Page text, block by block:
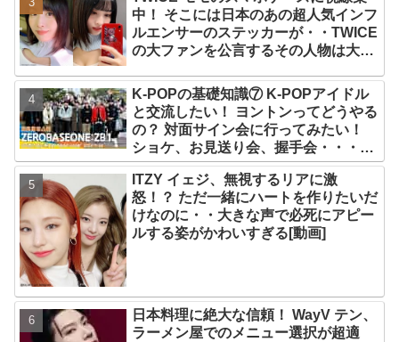
中！ そこには日本のあの超人気インフ
ルエンサーのステッカーが・・TWICE
の大ファンを公言するその人物は大よ
と話題沸騰
K-POPの基礎知識⑦ K-POPアイドル
と交流したい！ ヨントンってどうやる
の？ 対面サイン会に行ってみたい！
ショケ、お見送り会、握手会・・・リ
リースイベントあれこれを紹介
ITZY イェジ、無視するリアに激
怒！？ ただ一緒にハートを作りたいだ
けなのに・・大きな声で必死にアピー
ルする姿がかわいすぎる[動画]
日本料理に絶大な信頼！ WayV テン、
ラーメン屋でのメニュー選択が超適